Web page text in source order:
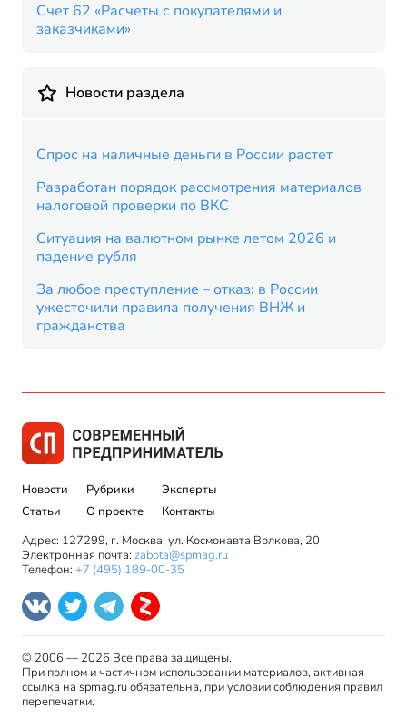
Счет 62 «Расчеты с покупателями и
заказчиками»
Новости раздела
Спрос на наличные деньги в России растет
Разработан порядок рассмотрения материалов
налоговой проверки по ВКС
Ситуация на валютном рынке летом 2026 и
падение рубля
За любое преступление – отказ: в России
ужесточили правила получения ВНЖ и
гражданства
Новости
Статьи
Рубрики
О проекте
Эксперты
Контакты
Адрес: 127299, г. Москва, ул. Космонавта Волкова, 20
Электронная почта: zabota@spmag.ru
Телефон: +7 (495) 189-00-35
© 2006 — 2026 Все права защищены.
При полном и частичном использовании материалов, активная
ссылка на spmag.ru обязательна, при условии соблюдения правил
перепечатки.